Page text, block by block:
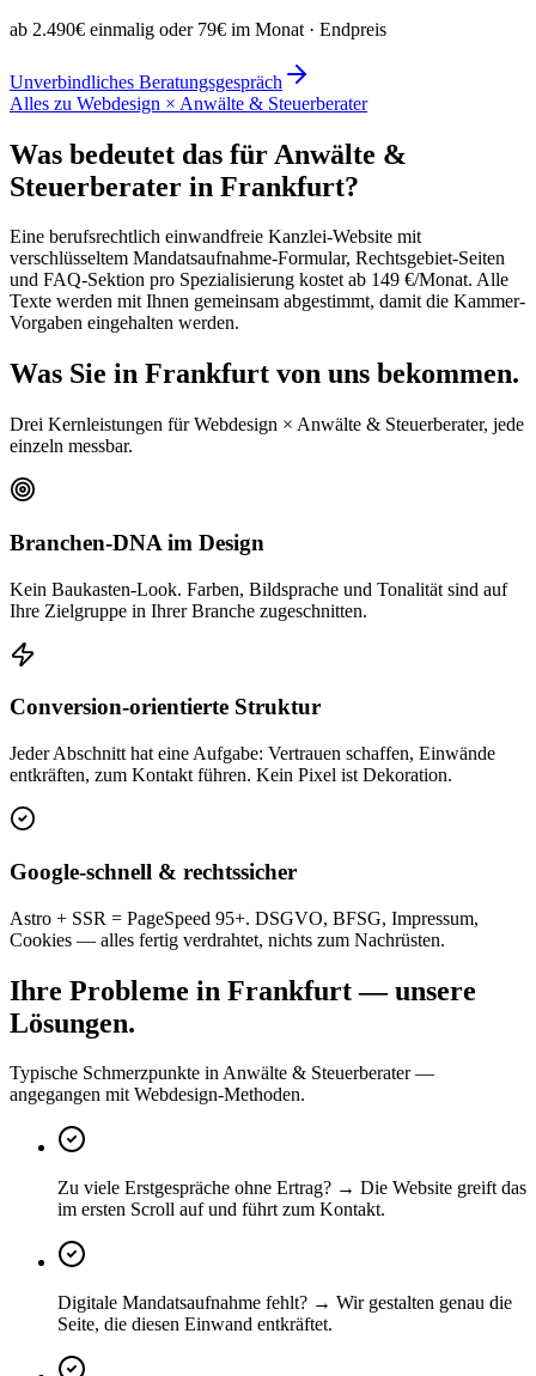
ab 2.490€ einmalig oder 79€ im Monat · Endpreis
Unverbindliches Beratungsgespräch
Alles zu Webdesign × Anwälte & Steuerberater
Was bedeutet das für Anwälte &
Steuerberater in Frankfurt?
Eine berufsrechtlich einwandfreie Kanzlei-Website mit
verschlüsseltem Mandatsaufnahme-Formular, Rechtsgebiet-Seiten
und FAQ-Sektion pro Spezialisierung kostet ab 149 €/Monat. Alle
Texte werden mit Ihnen gemeinsam abgestimmt, damit die Kammer-
Vorgaben eingehalten werden.
Was Sie in Frankfurt von uns bekommen.
Drei Kernleistungen für Webdesign × Anwälte & Steuerberater, jede
einzeln messbar.
Branchen-DNA im Design
Kein Baukasten-Look. Farben, Bildsprache und Tonalität sind auf
Ihre Zielgruppe in Ihrer Branche zugeschnitten.
Conversion-orientierte Struktur
Jeder Abschnitt hat eine Aufgabe: Vertrauen schaffen, Einwände
entkräften, zum Kontakt führen. Kein Pixel ist Dekoration.
Google-schnell & rechtssicher
Astro + SSR = PageSpeed 95+. DSGVO, BFSG, Impressum,
Cookies — alles fertig verdrahtet, nichts zum Nachrüsten.
Ihre Probleme in Frankfurt — unsere
Lösungen.
Typische Schmerzpunkte in Anwälte & Steuerberater —
angegangen mit Webdesign-Methoden.
Zu viele Erstgespräche ohne Ertrag? → Die Website greift das
im ersten Scroll auf und führt zum Kontakt.
Digitale Mandatsaufnahme fehlt? → Wir gestalten genau die
Seite, die diesen Einwand entkräftet.